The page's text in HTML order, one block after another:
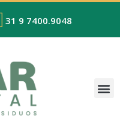
31 9 7400.9048